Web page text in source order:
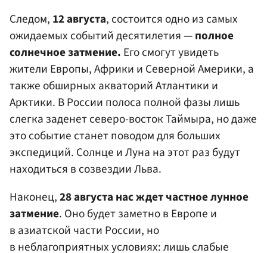
Следом, 12 августа, состоится одно из самых
ожидаемых событий десятилетия —полное
солнечное затмение. Его смогут увидеть
жители Европы, Африки и Северной Америки, а
также обширных акваторий Атлантики и
Арктики. В России полоса полной фазы лишь
слегка заденет северо-восток Таймыра, но даже
это событие станет поводом для больших
экспедиций. Солнце и Луна на этот раз будут
находиться в созвездии Льва.
Наконец,28 августа нас ждет частное лунное
затмение. Оно будет заметно в Европе и
в азиатской части России, но
в неблагоприятных условиях: лишь слабые